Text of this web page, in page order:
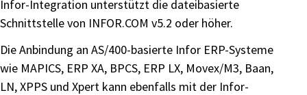
Infor-Integration unterstützt die dateibasierte
Schnittstelle von INFOR.COM v5.2 oder höher.
Die Anbindung an AS/400-basierte Infor ERP-Systeme
wie MAPICS, ERP XA, BPCS, ERP LX, Movex/M3, Baan,
LN, XPPS und Xpert kann ebenfalls mit der Infor-